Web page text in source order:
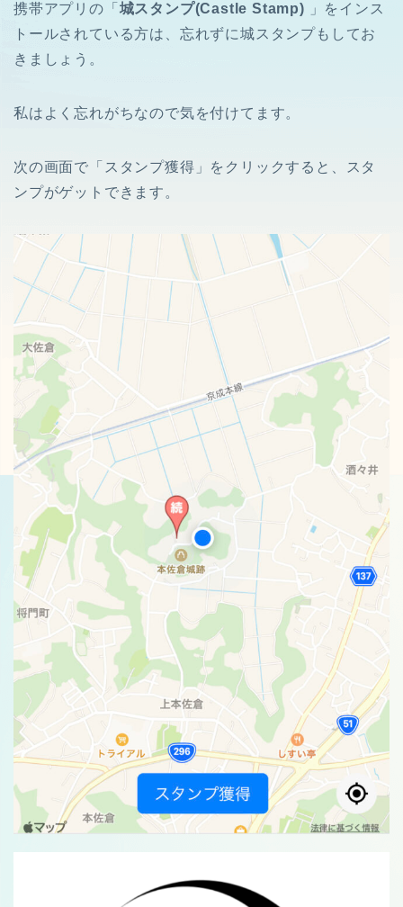
携帯アプリの「 城スタンプ(Castle Stamp)
」をインス
トールされている方は、忘れずに城スタンプもしてお
きましょう。
私はよく忘れがちなので気を付けてます。
次の画面で「スタンプ獲得」をクリックすると、スタ
ンプがゲットできます。